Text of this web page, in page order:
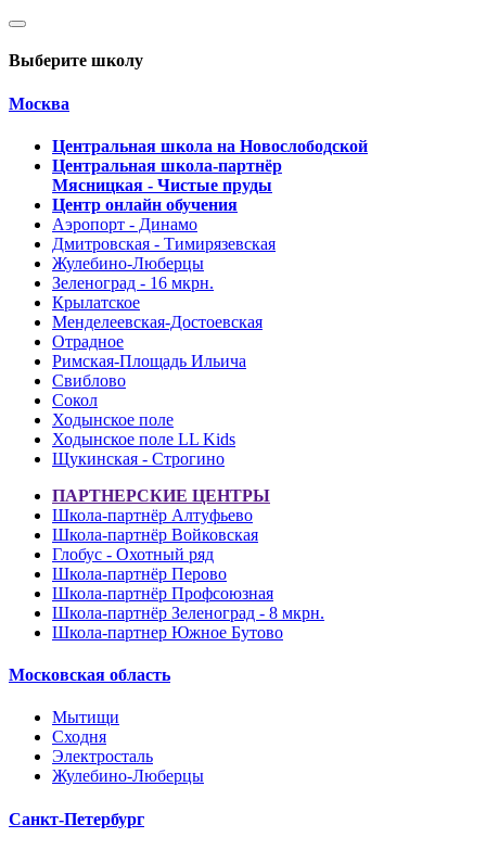
Выберите школу
Москва
Центральная школа на Новослободской
Центральная школа-партнёр
Мясницкая - Чистые пруды
Центр онлайн обучения
Аэропорт - Динамо
Дмитровская - Тимирязевская
Жулебино-Люберцы
Зеленоград - 16 мкрн.
Крылатское
Менделеевская-Достоевская
Отрадное
Римская-Площадь Ильича
Свиблово
Сокол
Ходынское поле
Ходынское поле LL Kids
Щукинская - Строгино
ПАРТНЕРСКИЕ ЦЕНТРЫ
Школа-партнёр Алтуфьево
Школа-партнёр Войковская
Глобус - Охотный ряд
Школа-партнёр Перово
Школа-партнёр Профсоюзная
Школа-партнёр Зеленоград - 8 мкрн.
Школа-партнер Южное Бутово
Московская область
Мытищи
Сходня
Электросталь
Жулебино-Люберцы
Санкт-Петербург